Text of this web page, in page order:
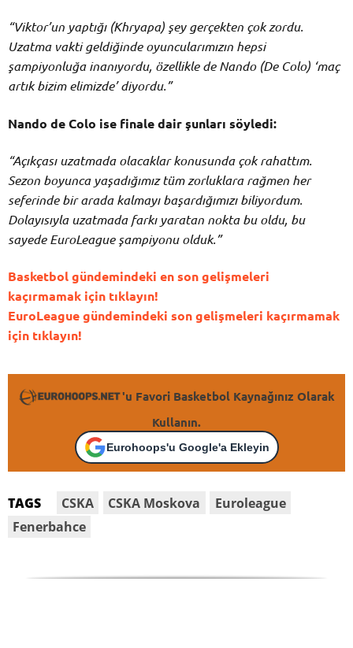
“Viktor’un yaptığı (Khryapa) şey gerçekten çok zordu.
Uzatma vakti geldiğinde oyuncularımızın hepsi
şampiyonluğa inanıyordu, özellikle de Nando (De Colo) ‘maç
artık bizim elimizde’ diyordu.”
Nando de Colo ise finale dair şunları söyledi:
“Açıkçası uzatmada olacaklar konusunda çok rahattım.
Sezon boyunca yaşadığımız tüm zorluklara rağmen her
seferinde bir arada kalmayı başardığımızı biliyordum.
Dolayısıyla uzatmada farkı yaratan nokta bu oldu, bu
sayede EuroLeague şampiyonu olduk.”
Basketbol gündemindeki en son gelişmeleri
kaçırmamak için tıklayın!
EuroLeague gündemindeki son gelişmeleri kaçırmamak
için tıklayın!
'u Favori Basketbol Kaynağınız Olarak
Kullanın.
Eurohoops'u Google'a Ekleyin
TAGS CSKA CSKA Moskova
Euroleague
Fenerbahce